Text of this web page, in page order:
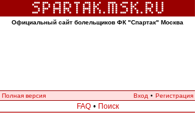
Официальный сайт болельщиков ФК "Спартак" Москва
Полная версия Вход • Регистрация
FAQ • Поиск